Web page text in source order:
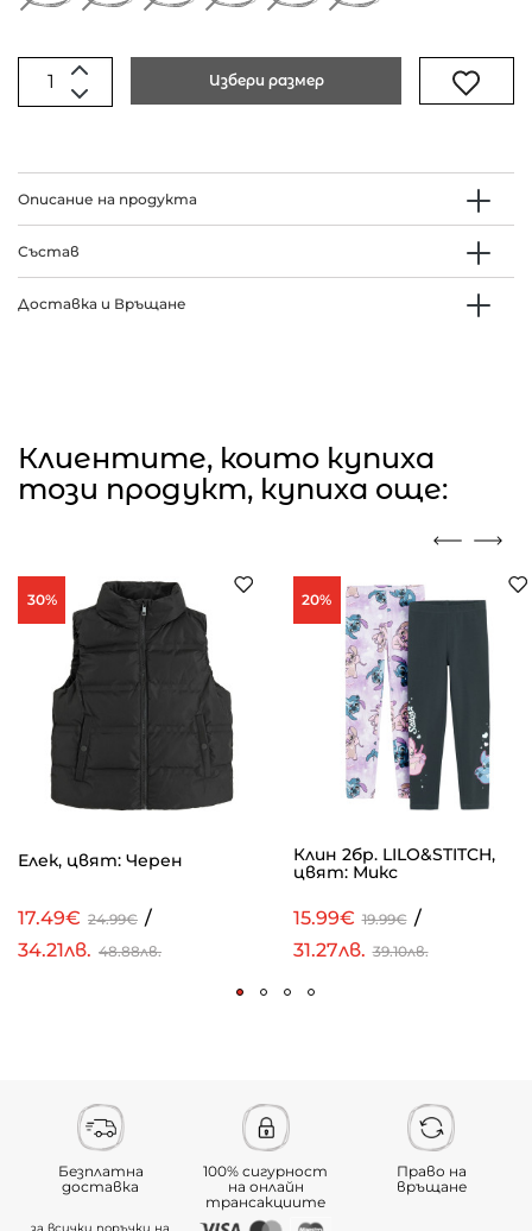
Избери размер
Описание на продукта
Състав
Доставка и Връщане
Клиентите, които купиха
този продукт, купиха още:
30%
Елек, цвят: Черен
17.49€ 24.99€ /
34.21лв. 48.88лв.
20%
Клин 2бр. LILO&STITCH,
цвят: Микс
15.99€ 19.99€ /
31.27лв. 39.10лв.
Безплатна
доставка
за всички поръчки на
100% сигурност
на онлайн
трансакциите
Право на
връщане